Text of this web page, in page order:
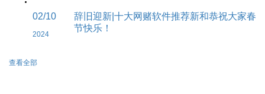
02/10
2024
辞旧迎新|十大网赌软件推荐新和恭祝大家春
节快乐！
查看全部